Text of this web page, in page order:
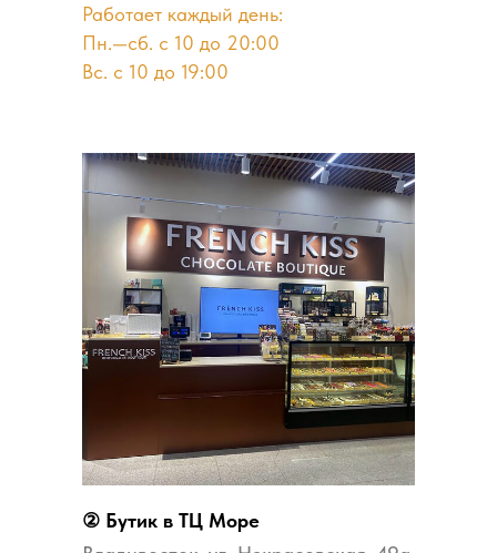
Работает каждый день:
Пн.—сб. с 10 до 20:00
Вс. с 10 до 19:00
② Бутик в ТЦ Море